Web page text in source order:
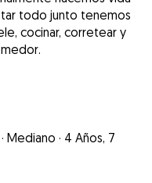
todo junto tenemos
cocinar, corretear y
· Mediano · 4 Años, 7